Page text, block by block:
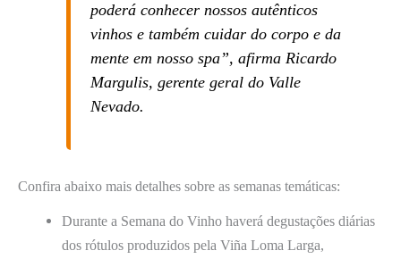
poderá conhecer nossos autênticos
vinhos e também cuidar do corpo e da
mente em nosso spa”, afirma Ricardo
Margulis, gerente geral do Valle
Nevado.
Confira abaixo mais detalhes sobre as semanas temáticas:
Durante a Semana do Vinho haverá degustações diárias
dos rótulos produzidos pela Viña Loma Larga,